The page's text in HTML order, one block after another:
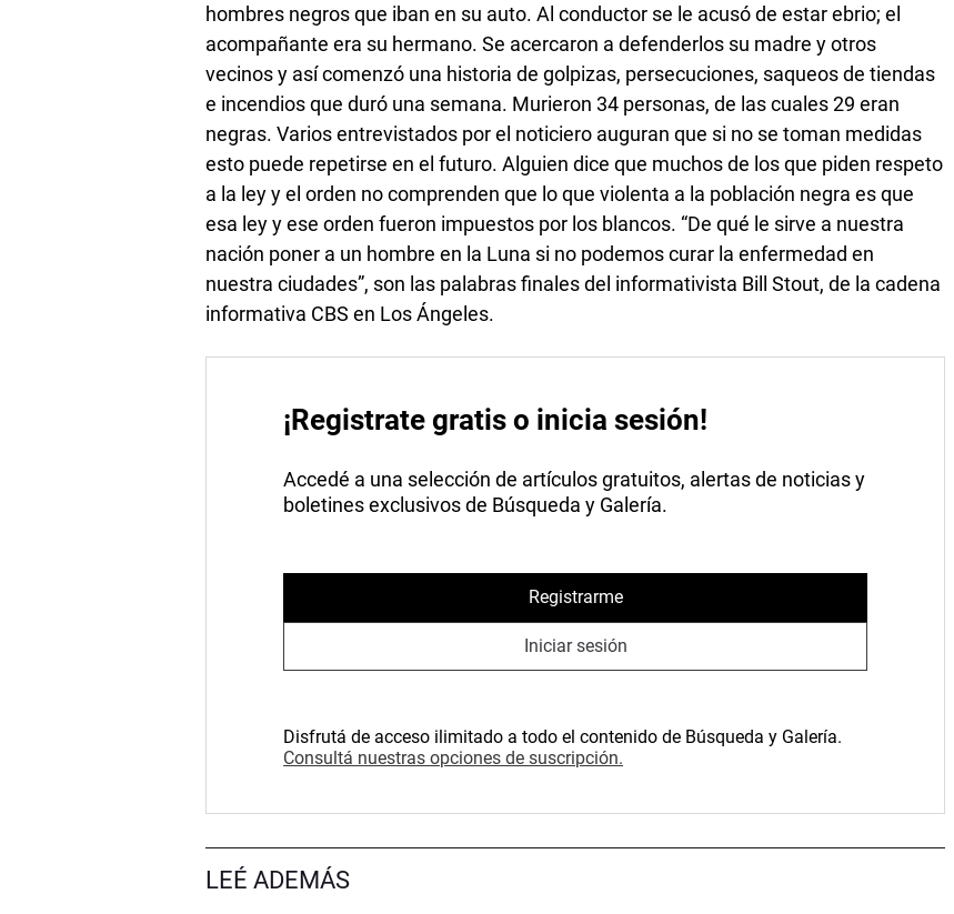
hombres negros que iban en su auto. Al conductor se le acusó de estar ebrio; el
acompañante era su hermano. Se acercaron a defenderlos su madre y otros
vecinos y así comenzó una historia de golpizas, persecuciones, saqueos de tiendas
e incendios que duró una semana. Murieron 34 personas, de las cuales 29 eran
negras. Varios entrevistados por el noticiero auguran que si no se toman medidas
esto puede repetirse en el futuro. Alguien dice que muchos de los que piden respeto
a la ley y el orden no comprenden que lo que violenta a la población negra es que
esa ley y ese orden fueron impuestos por los blancos. “De qué le sirve a nuestra
nación poner a un hombre en la Luna si no podemos curar la enfermedad en
nuestra ciudades”, son las palabras finales del informativista Bill Stout, de la cadena
informativa CBS en Los Ángeles.
¡Registrate gratis o inicia sesión!
Accedé a una selección de artículos gratuitos, alertas de noticias y
boletines exclusivos de Búsqueda y Galería.
Registrarme
Iniciar sesión
Disfrutá de acceso ilimitado a todo el contenido de Búsqueda y Galería.
Consultá nuestras opciones de suscripción.
LEÉ ADEMÁS